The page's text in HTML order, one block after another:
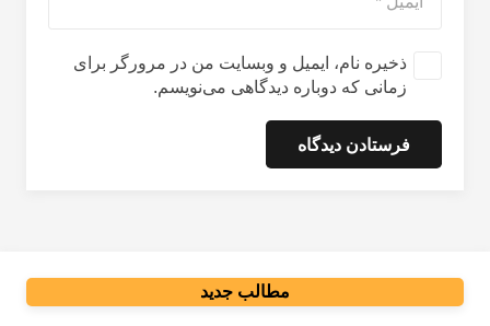
ذخیره نام، ایمیل و وبسایت من در مرورگر برای
زمانی که دوباره دیدگاهی می‌نویسم.
فرستادن دیدگاه
مطالب جدید